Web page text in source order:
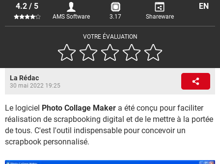
VOTRE ÉVALUATION
4.2 / 5
AMS Software 3.17 Shareware
EN
La Rédac
30 mai 2022 19:25
Le logiciel Photo Collage Maker a été conçu pour faciliter
réalisation de scrapbooking digital et de le mettre à la portée
de tous. C'est l'outil indispensable pour concevoir un
scrapbook personnalisé.